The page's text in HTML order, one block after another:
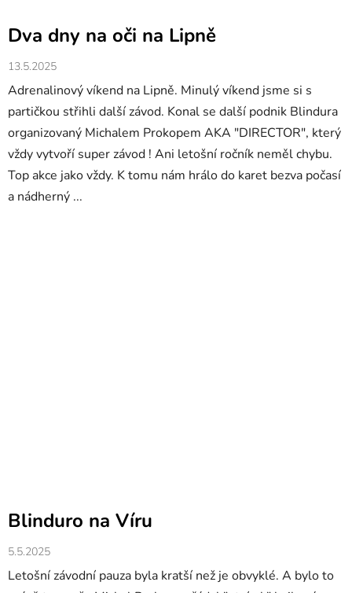
Dva dny na oči na Lipně
13.5.2025
Adrenalinový víkend na Lipně. Minulý víkend jsme si s
partičkou střihli další závod. Konal se další podnik Blindura
organizovaný Michalem Prokopem AKA "DIRECTOR", který
vždy vytvoří super závod ! Ani letošní ročník neměl chybu.
Top akce jako vždy. K tomu nám hrálo do karet bezva počasí
a nádherný ...
Blinduro na Víru
5.5.2025
Letošní závodní pauza byla kratší než je obvyklé. A bylo to